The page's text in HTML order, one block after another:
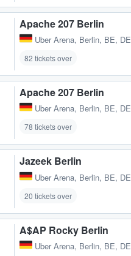
Apache 207 Berlin
Uber Arena, Berlin, BE, DE
82 tickets over
Apache 207 Berlin
Uber Arena, Berlin, BE, DE
78 tickets over
Jazeek Berlin
Uber Arena, Berlin, BE, DE
20 tickets over
A$AP Rocky Berlin
Uber Arena, Berlin, BE, DE